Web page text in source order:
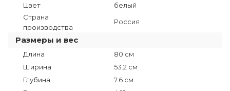
Цвет
белый
Страна
производства
Россия
Размеры и вес
Длина
80 см
Ширина
53.2 см
Глубина
7.6 см